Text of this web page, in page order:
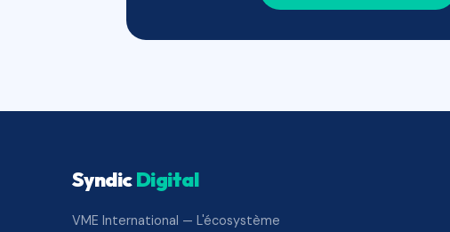
SyndicDigital
VME International — L'écosystème